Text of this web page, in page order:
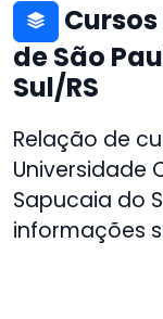
de São
Sul/RS
Relação de
Universidade
Sapucaia do
informações